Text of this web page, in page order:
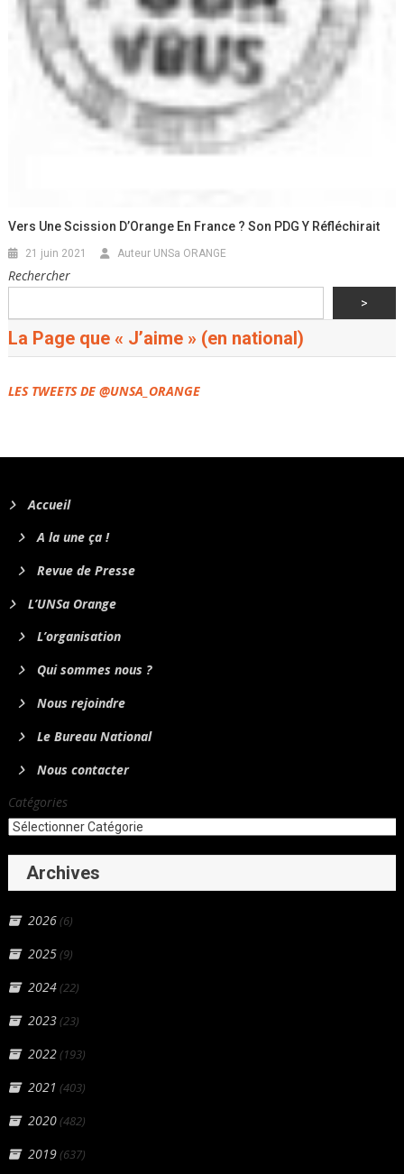
Vers Une Scission D’Orange En France ? Son PDG Y Réfléchirait
21 juin 2021 Auteur UNSa ORANGE
Rechercher
>
La Page que « J’aime » (en national)
LES TWEETS DE @UNSA_ORANGE
Accueil
A la une ça !
Revue de Presse
L’UNSa Orange
L’organisation
Qui sommes nous ?
Nous rejoindre
Le Bureau National
Nous contacter
Catégories
Archives
2026(6)
2025(9)
2024(22)
2023(23)
2022(193)
2021 (403)
2020(482)
2019(637)